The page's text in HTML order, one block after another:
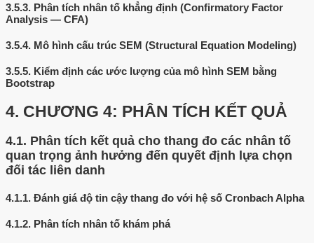
3.5.3. Phân tích nhân tố khẳng định (Confirmatory Factor
Analysis — CFA)
3.5.4. Mô hình cấu trúc SEM (Structural Equation Modeling)
3.5.5. Kiểm định các ước lượng của mô hình SEM bằng
Bootstrap
4. CHƯƠNG 4: PHÂN TÍCH KẾT QUẢ
4.1. Phân tích kết quả cho thang đo các nhân tố
quan trọng ảnh hưởng đến quyết định lựa chọn
đối tác liên danh
4.1.1. Đánh giá độ tin cậy thang đo với hệ số Cronbach Alpha
4.1.2. Phân tích nhân tố khám phá